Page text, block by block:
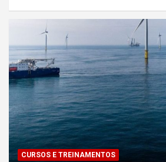
CURSOS E TREINAMENTOS